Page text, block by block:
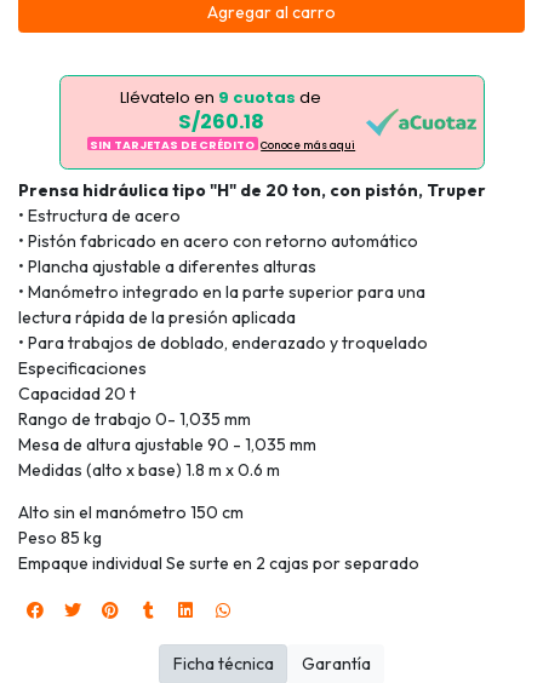
Agregar al carro
Llévatelo en 9 cuotas de
S/260.18
SIN TARJETAS DE CRÉDITO Conoce más aqui
Prensa hidráulica tipo "H" de 20 ton, con pistón, Truper
• Estructura de acero
• Pistón fabricado en acero con retorno automático
• Plancha ajustable a diferentes alturas
• Manómetro integrado en la parte superior para una
lectura rápida de la presión aplicada
• Para trabajos de doblado, enderazado y troquelado
Especificaciones
Capacidad 20 t
Rango de trabajo 0- 1,035 mm
Mesa de altura ajustable 90 - 1,035 mm
Medidas (alto x base) 1.8 m x 0.6 m
Alto sin el manómetro 150 cm
Peso 85 kg
Empaque individual Se surte en 2 cajas por separado
Ficha técnica Garantía